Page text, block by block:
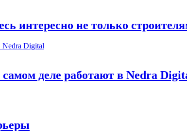
интересно не только
деле работают в Nedra